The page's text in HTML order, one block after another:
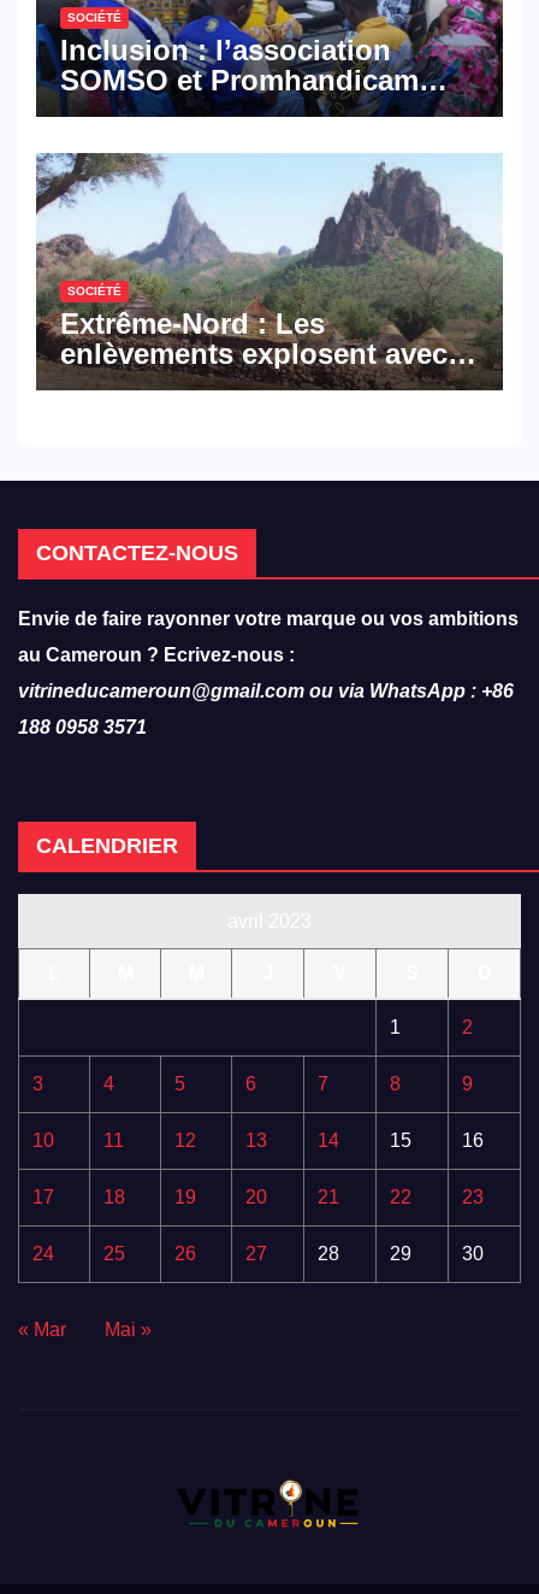
SOCIÉTÉ
Inclusion : l’association
SOMSO et Promhandicam
militent en faveur d’une
hôtellerie-restauration
SOCIÉTÉ
Extrême-Nord : Les
enlèvements explosent avec
308 victimes en trois mois
CONTACTEZ-NOUS
Envie de faire rayonner votre marque ou vos ambitions
au Cameroun ? Ecrivez-nous :
vitrineducameroun@gmail.com ou via WhatsApp : +86
188 0958 3571
CALENDRIER
1 2
3 4 5 6 7 8 9
10 11 12 13 14 15 16
17 18 19 20 21 22 23
24 25 26 27 28 29 30
« Mar Mai »